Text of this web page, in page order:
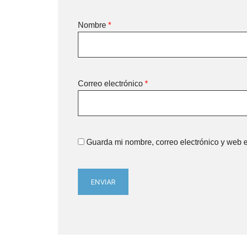
Nombre *
Correo electrónico *
Guarda mi nombre, correo electrónico y web